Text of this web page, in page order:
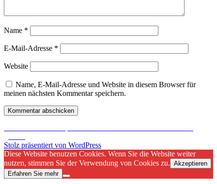
Name *
E-Mail-Adresse *
Website
Name, E-Mail-Adresse und Website in diesem Browser für
meinen nächsten Kommentar speichern.
Beitragsnavigation
Stolz präsentiert von WordPress
Diese Website benutzen Cookies. Wenn Sie die Website weiter
nutzen, stimmen Sie der Verwendung von Cookies zu. Akzeptieren
Erfahren Sie mehr